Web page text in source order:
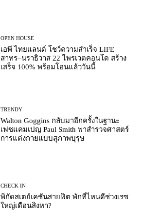
OPEN HOUSE
เอพี ไทยแลนด์ โชว์ความสำเร็จ LIFE
สาทร–นราธิวาส 22 ไพรเวตคอนโด สร้าง
เสร็จ 100% พร้อมโอนแล้ววันนี้
TRENDY
Walton Goggins กลับมาอีกครั้งในฐานะ
เฟซแคมเปญ Paul Smith พาสำรวจศาสตร์
การแต่งกายแบบสุภาพบุรุษ
CHECK IN
พิกัดสเตย์เคชันสายฟิต พักที่ไหนดีช่วงเรซ
ใหญ่เดือนสิงหา?